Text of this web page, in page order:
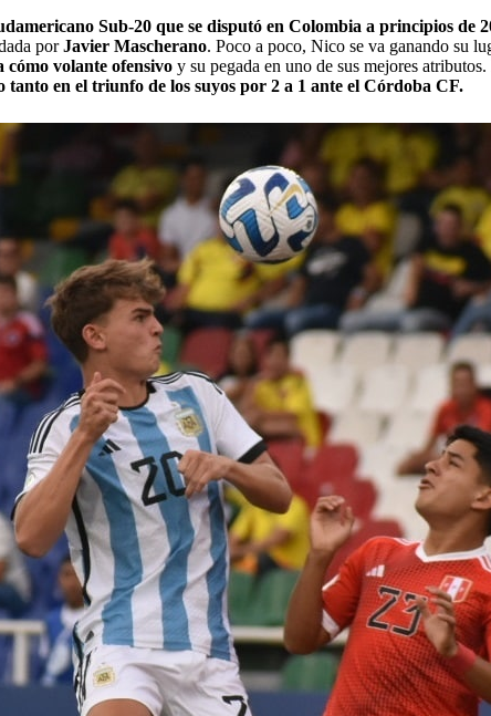
Sub-20 que se disputó en Colombia a principios de
porJavier Mascherano. Poco a poco, Nico se va ganando su
cómo volante ofensivo y su pegada en uno de sus mejores
en el triunfo de los suyos por 2 a 1 ante el Córdoba CF.